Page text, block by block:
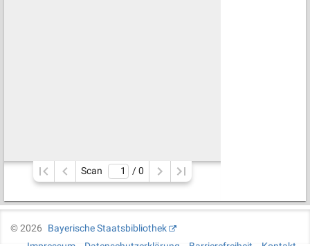
Scan / 0
©2026
Bayerische Staatsbibliothek